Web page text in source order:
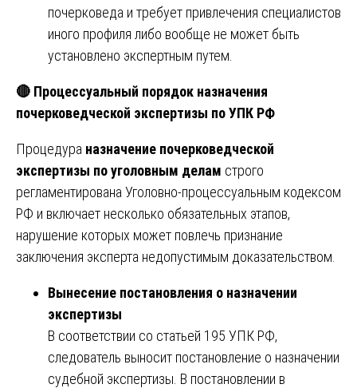
почерковеда и требует привлечения специалистов
иного профиля либо вообще не может быть
установлено экспертным путем.
🔴 Процессуальный порядок назначения
почерковедческой экспертизы по УПК РФ
Процедура назначение почерковедческой
экспертизы по уголовным делам строго
регламентирована Уголовно-процессуальным кодексом
РФ и включает несколько обязательных этапов,
нарушение которых может повлечь признание
заключения эксперта недопустимым доказательством.
Вынесение постановления о назначении
экспертизы
В соответствии со статьей 195 УПК РФ,
следователь выносит постановление о назначении
судебной экспертизы. В постановлении в